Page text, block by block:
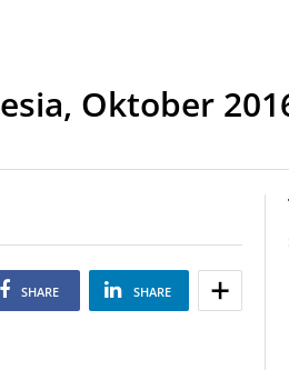
Oktober
SHARE SHARE